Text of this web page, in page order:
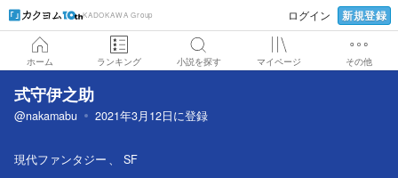
KADOKAWA Group ログイン 新規登録
ホーム ランキング 小説を探す マイページ その他
式守伊之助
@nakamabu 2021年3月12日に登録
現代ファンタジー SF